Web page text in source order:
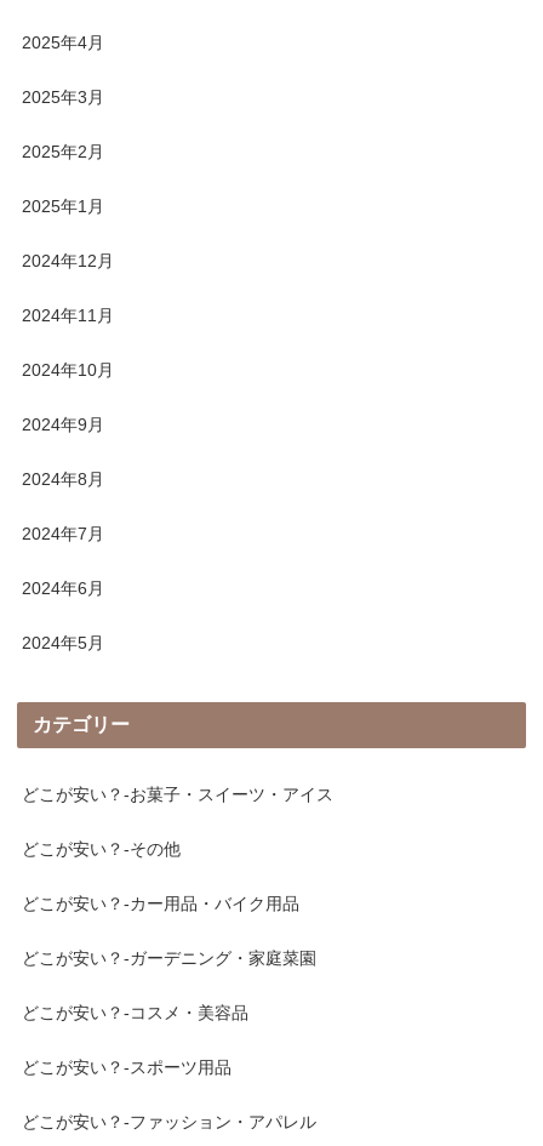
2025年4月
2025年3月
2025年2月
2025年1月
2024年12月
2024年11月
2024年10月
2024年9月
2024年8月
2024年7月
2024年6月
2024年5月
カテゴリー
どこが安い？-お菓子・スイーツ・アイス
どこが安い？-その他
どこが安い？-カー用品・バイク用品
どこが安い？-ガーデニング・家庭菜園
どこが安い？-コスメ・美容品
どこが安い？-スポーツ用品
どこが安い？-ファッション・アパレル